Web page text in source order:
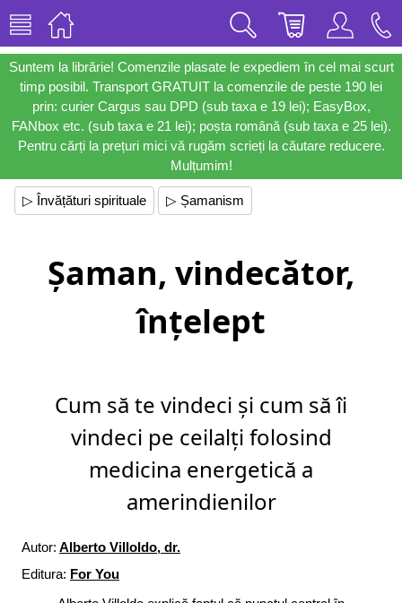
Suntem la librărie! Comenzile plasate le expediem în cel mai scurt
timp posibil. Transport GRATUIT la comenzile de peste 190 lei
prin: curier Cargus sau DPD (sub taxa e 19 lei); EasyBox,
FANbox etc. (sub taxa e 21 lei); poșta română (sub taxa e 25 lei).
Pentru cărți la prețuri mici vă rugăm scrieți la căutare reducere.
Mulțumim!
▷ Învățături spirituale ▷ Șamanism
Șaman, vindecător,
înțelept
Cum să te vindeci și cum să îi
vindeci pe ceilalți folosind
medicina energetică a
amerindienilor
Autor: Alberto Villoldo, dr.
Editura: For You